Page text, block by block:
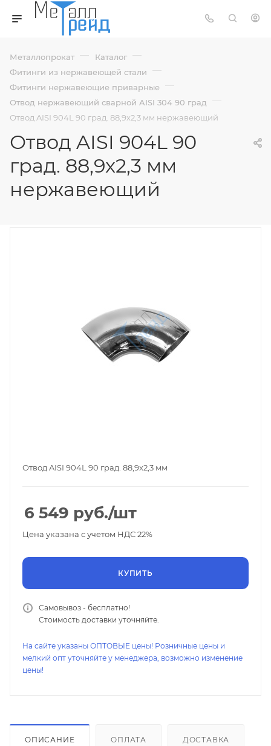
Металлопрокат — Каталог —
Фитинги из нержавеющей стали —
Фитинги нержавеющие приварные —
Отвод нержавеющий сварной AISI 304 90 град —
Отвод AISI 904L 90 град. 88,9x2,3 мм нержавеющий
Отвод AISI 904L 90
град. 88,9x2,3 мм
нержавеющий
Отвод AISI 904L 90 град. 88,9x2,3 мм
6 549 руб./шт
Цена указана с учетом НДС 22%
КУПИТЬ
Самовывоз - бесплатно!
Стоимость доставки уточняйте.
На сайте указаны ОПТОВЫЕ цены! Розничные цены и
мелкий опт уточняйте у менеджера, возможно изменение
цены!
ОПИСАНИЕ ОПЛАТА ДОСТАВКА